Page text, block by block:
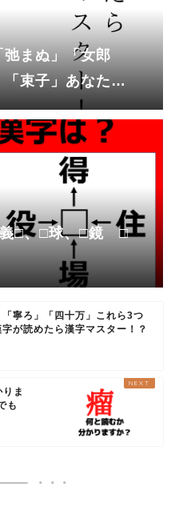
弛まぬ」「女郎
束子」あなたは
義□、□球、□鏡 □
「寧ろ」「四十万」これら3つ
が読めたら漢字マスター！？
ま
も